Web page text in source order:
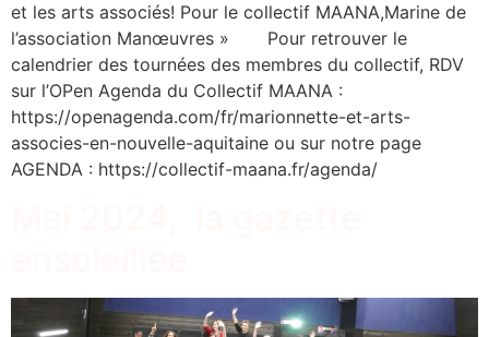
et les arts associés! Pour le collectif MAANA,Marine de
l’association Manœuvres » Pour retrouver le
calendrier des tournées des membres du collectif, RDV
sur l’OPen Agenda du Collectif MAANA :
https://openagenda.com/fr/marionnette-et-arts-
associes-en-nouvelle-aquitaine ou sur notre page
AGENDA : https://collectif-maana.fr/agenda/